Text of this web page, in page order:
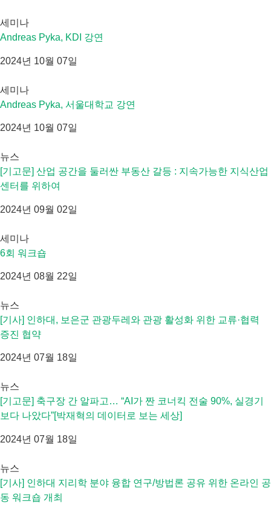
세미나
Andreas Pyka, KDI 강연
2024년 10월 07일
세미나
Andreas Pyka, 서울대학교 강연
2024년 10월 07일
뉴스
[기고문] 산업 공간을 둘러싼 부동산 갈등 : 지속가능한 지식산업
센터를 위하여
2024년 09월 02일
세미나
6회 워크숍
2024년 08월 22일
뉴스
[기사] 인하대, 보은군 관광두레와 관광 활성화 위한 교류·협력
증진 협약
2024년 07월 18일
뉴스
[기고문] 축구장 간 알파고… “AI가 짠 코너킥 전술 90%, 실경기
보다 나았다”[박재혁의 데이터로 보는 세상]
2024년 07월 18일
뉴스
[기사] 인하대 지리학 분야 융합 연구/방법론 공유 위한 온라인 공
동 워크숍 개최